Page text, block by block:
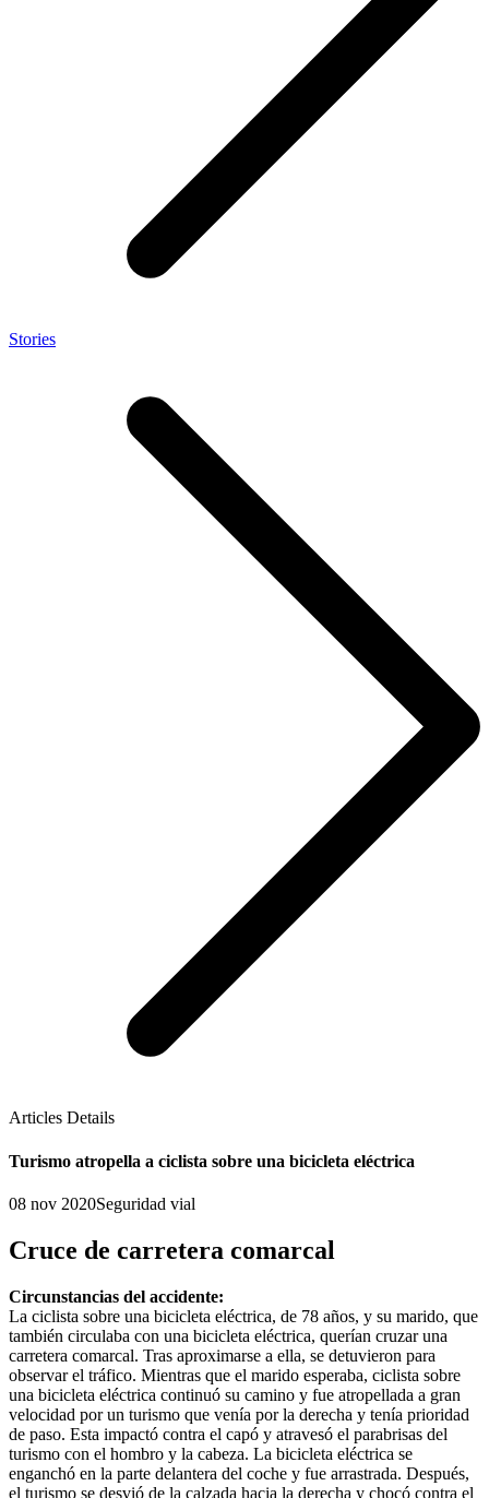
Stories
Articles Details
Turismo atropella a ciclista sobre una bicicleta eléctrica
08 nov 2020Seguridad vial
Cruce de carretera comarcal
Circunstancias del accidente:
La ciclista sobre una bicicleta eléctrica, de 78 años, y su marido, que
también circulaba con una bicicleta eléctrica, querían cruzar una
carretera comarcal. Tras aproximarse a ella, se detuvieron para
observar el tráfico. Mientras que el marido esperaba, ciclista sobre
una bicicleta eléctrica continuó su camino y fue atropellada a gran
velocidad por un turismo que venía por la derecha y tenía prioridad
de paso. Esta impactó contra el capó y atravesó el parabrisas del
turismo con el hombro y la cabeza. La bicicleta eléctrica se
enganchó en la parte delantera del coche y fue arrastrada. Después,
el turismo se desvió de la calzada hacia la derecha y chocó contra el